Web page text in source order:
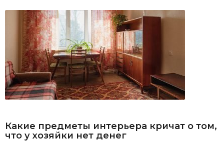
Какие предметы интерьера кричат о том,
что у хозяйки нет денег